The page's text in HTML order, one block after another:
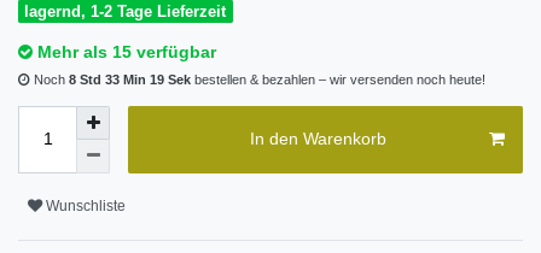
lagernd, 1-2 Tage Lieferzeit
Mehr als 15 verfügbar
Noch 8 Std 33 Min 18 Sek bestellen & bezahlen – wir versenden noch heute!
In den Warenkorb
Wunschliste